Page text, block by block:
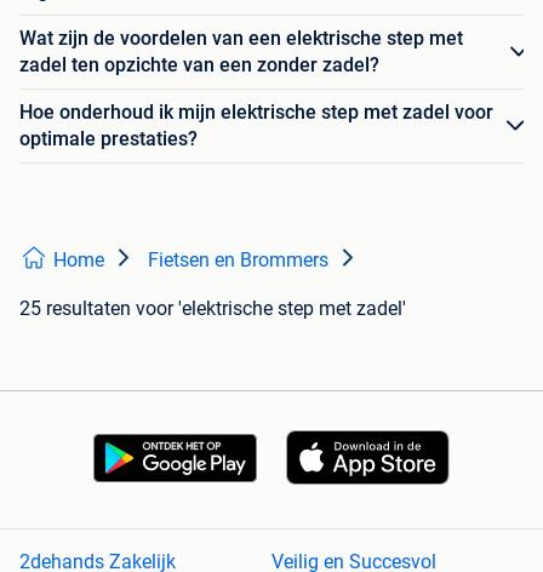
Wat zijn de voordelen van een elektrische step met
zadel ten opzichte van een zonder zadel?
Hoe onderhoud ik mijn elektrische step met zadel voor
optimale prestaties?
Home Fietsen en Brommers
25 resultaten voor 'elektrische step met zadel'
2dehands Zakelijk Veilig en Succesvol